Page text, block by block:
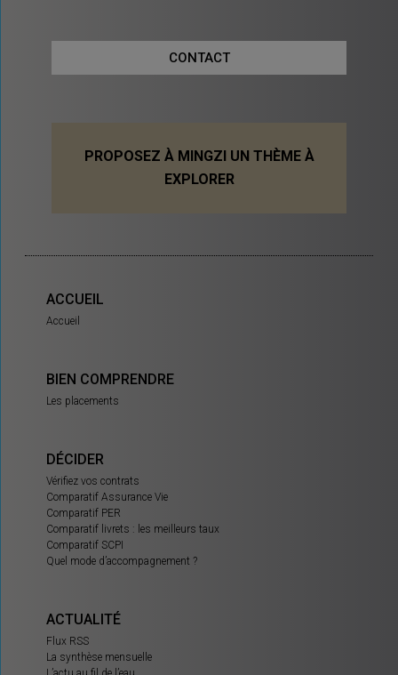
CONTACT
PROPOSEZ À MINGZI UN THÈME À
EXPLORER
ACCUEIL
Accueil
BIEN COMPRENDRE
Les placements
DÉCIDER
Vérifiez vos contrats
Comparatif Assurance Vie
Comparatif PER
Comparatif livrets : les meilleurs taux
Comparatif SCPI
Quel mode d’accompagnement ?
ACTUALITÉ
Flux RSS
La synthèse mensuelle